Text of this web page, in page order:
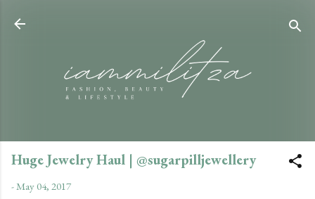
Huge Jewelry Haul | @sugarpilljewellery
-May 04, 2017